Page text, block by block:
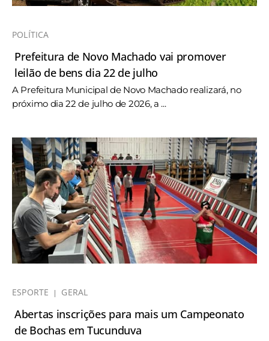
POLÍTICA
Prefeitura de Novo Machado vai promover
leilão de bens dia 22 de julho
A Prefeitura Municipal de Novo Machado realizará, no
próximo dia 22 de julho de 2026, a ...
ESPORTE GERAL
Abertas inscrições para mais um Campeonato
de Bochas em Tucunduva